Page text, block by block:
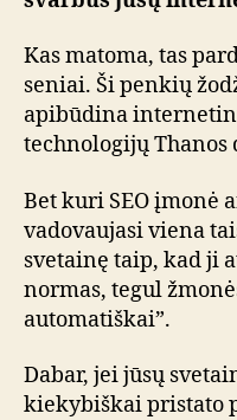
Kas matoma, tas
seniai. Ši penkių
apibūdina
technologijų
Bet kuri SEO įmonė
vadovaujasi viena
svetainę taip, kad ji
normas, tegul
automatiškai”.
Dabar, jei jūsų
kiekybiškai pristato